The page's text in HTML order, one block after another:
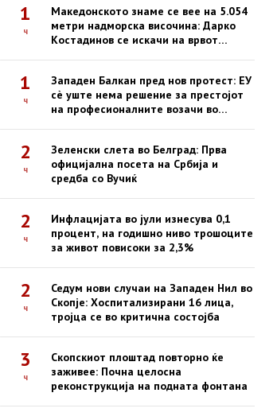
1
ч
Македонското знаме се вее на 5.054
метри надморска височина: Дарко
Костадинов се искачи на врвот
1
ч
Западен Балкан пред нов протест: ЕУ
сè уште нема решение за престојот
на професионалните возачи во
2
ч
Зеленски слета во Белград: Прва
официјална посета на Србија и
средба со Вучиќ
2
ч
Инфлацијата во јули изнесува 0,1
процент, на годишно ниво трошоците
за живот повисоки за 2,3%
2
ч
Седум нови случаи на Западен Нил во
Скопје: Хоспитализирани 16 лица,
тројца се во критична состојба
3
ч
Скопскиот плоштад повторно ќе
заживее: Почна целосна
реконструкција на подната фонтана